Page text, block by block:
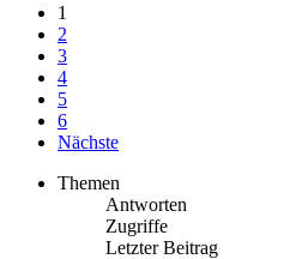
1
2
3
4
5
6
Nächste
Themen
Antworten
Zugriffe
Letzter Beitrag